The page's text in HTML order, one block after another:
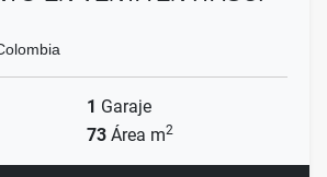
1 Garaje
73 Área m2